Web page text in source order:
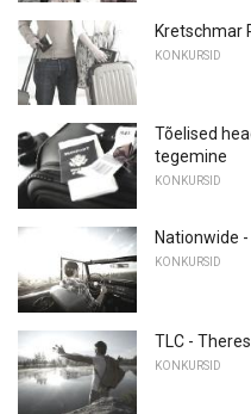
Kretschmar
KONKURSID
Tõelised
tegemine
KONKURSID
Nationwide
KONKURSID
TLC -
KONKURSID